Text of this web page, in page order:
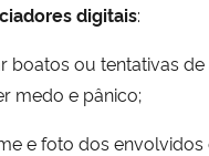
digitais:
boatos ou tentativas de
medo e pânico;
e foto dos envolvidos